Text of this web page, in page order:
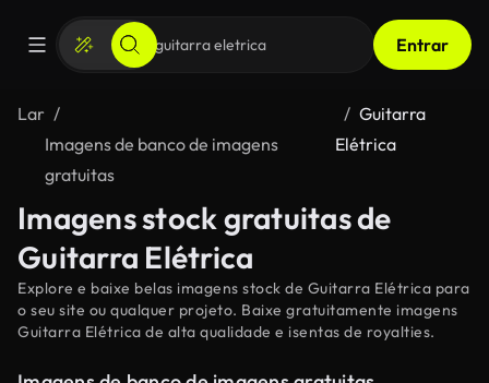
Entrar
Lar
Imagens de banco de imagens
gratuitas
Guitarra
Elétrica
Imagens stock gratuitas de
Guitarra Elétrica
Explore e baixe belas imagens stock de Guitarra Elétrica para
o seu site ou qualquer projeto. Baixe gratuitamente imagens
Guitarra Elétrica de alta qualidade e isentas de royalties.